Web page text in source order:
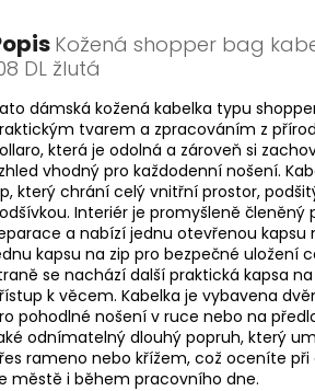
Kožená shopper bag
DL žlutá
dámská kožená kabelka typu
tvarem a zpracováním z
která je odolná a zároveň si
vhodný pro každodenní nošení.
který chrání celý vnitřní prostor,
Interiér je promyšleně členěný
a nabízí jednu otevřenou kapsu
kapsu na zip pro bezpečné uložení
se nachází další praktická kapsa
k věcem. Kabelka je vybavena
pohodlné nošení v ruce nebo na
odnímatelný dlouhý popruh, který
rameno nebo křížem, což oceníte
městě i během pracovního dne.